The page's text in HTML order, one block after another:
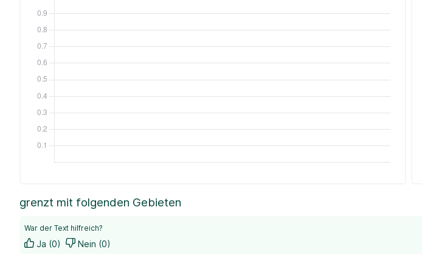
grenzt mit folgenden Gebieten
War der Text hilfreich?
Ja (0) Nein (0)